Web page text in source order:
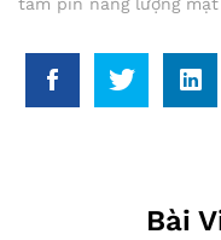
tấm pin năng lượng
Bài